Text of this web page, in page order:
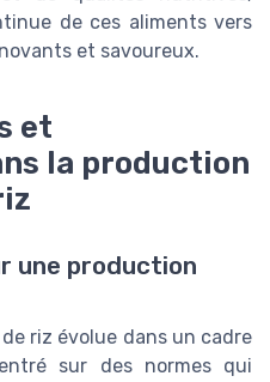
de ces aliments vers
et savoureux.
et
la production
une production
riz évolue dans un cadre
sur des normes qui